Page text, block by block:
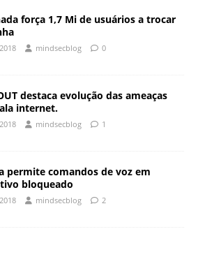
força 1,7 Mi de usuários a trocar
mindsecblog 0
destaca evolução das ameaças
internet.
mindsecblog 1
permite comandos de voz em
bloqueado
mindsecblog 2